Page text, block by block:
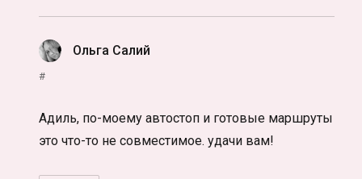
Ольга Салий
#
Адиль, по-моему автостоп и готовые маршруты
это что-то не совместимое. удачи вам!